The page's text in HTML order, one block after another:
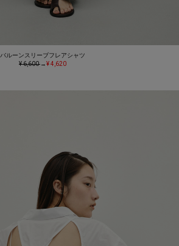
バルーンスリーブフレアシャツ
¥ 6,600→¥ 4,620